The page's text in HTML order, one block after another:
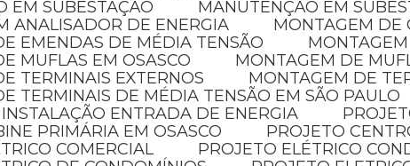
EM SUBESTAÇÃO
MANUTENÇÃO EM
ANALISADOR DE ENERGIA
MONTAGEM
EMENDAS DE MÉDIA TENSÃO
MUFLAS EM OSASCO
MONTAGEM DE
TERMINAIS EXTERNOS
MONTAGEM DE
TERMINAIS DE MÉDIA TENSÃO EM SÃO PAULO
INSTALAÇÃO ENTRADA DE ENERGIA
PRIMÁRIA EM OSASCO
PROJETO
COMERCIAL
PROJETO ELÉTRICO